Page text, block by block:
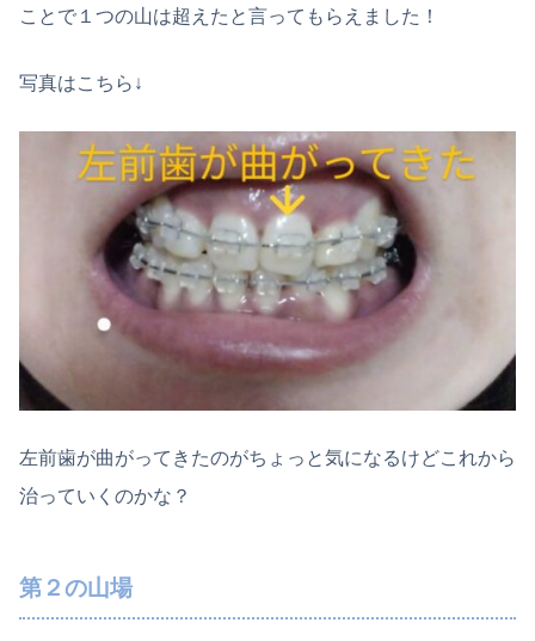
ことで１つの山は超えたと言ってもらえました！
写真はこちら↓
左前歯が曲がってきたのがちょっと気になるけどこれから
治っていくのかな？
第２の山場